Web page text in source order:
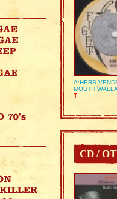
A:HERB
MOUTH
T
CD /